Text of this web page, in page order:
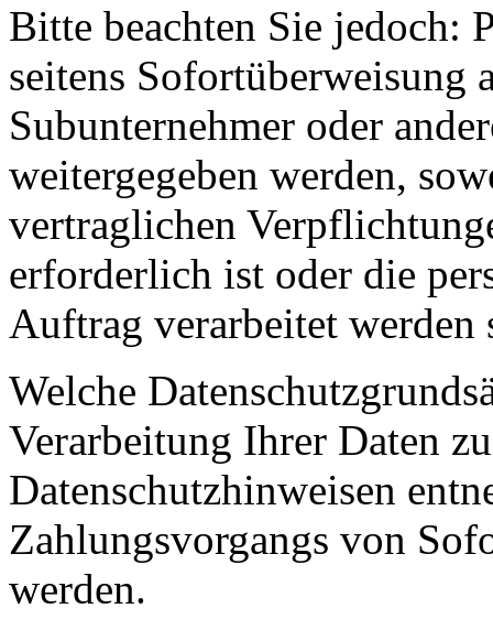
Bitte beachten Sie jedoch:
seitens Sofortüberweisung
Subunternehmer oder
weitergegeben werden,
vertraglichen
erforderlich ist oder die
Auftrag verarbeitet werden
Welche
Verarbeitung Ihrer Daten
Datenschutzhinweisen
Zahlungsvorgangs von
werden.